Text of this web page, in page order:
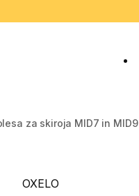
za skiroja MID7 in MID9
OXELO